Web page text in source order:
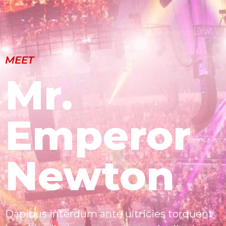
MEET
Mr.
Emperor
Newton
Dapibus interdum ante ultricies torquent